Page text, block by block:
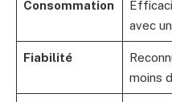
Consommation
avec
Fiabilité
moins